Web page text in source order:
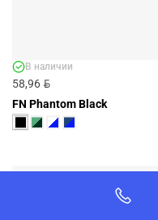
58,96 BYN
В наличии
FN Phantom Black